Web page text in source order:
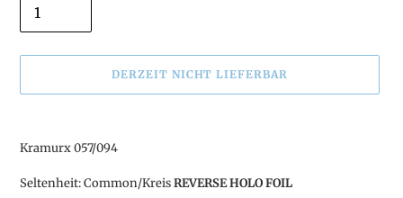
DERZEIT NICHT LIEFERBAR
zum
hinzugefügt
Kramurx 057/094
Seltenheit: Common/KreisREVERSE HOLO FOIL